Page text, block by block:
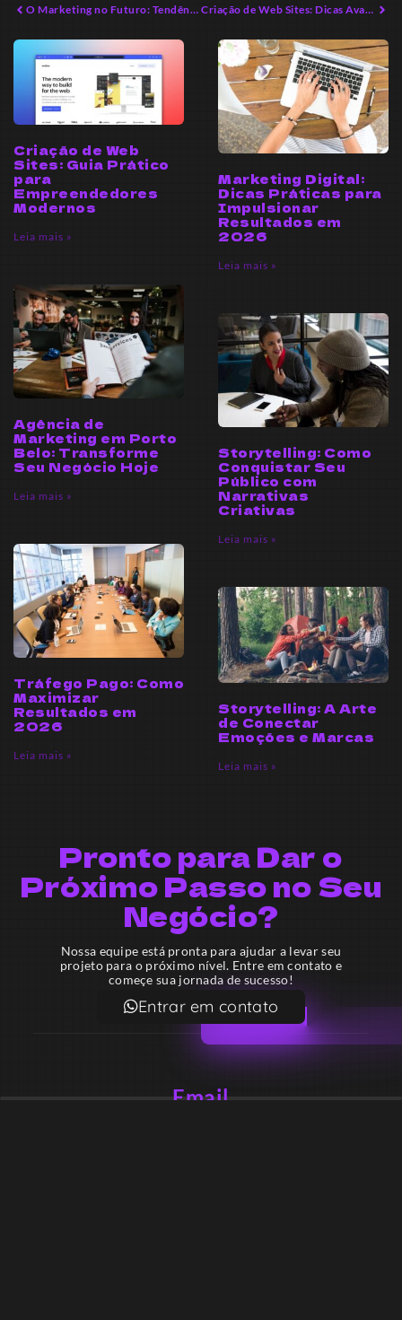
O Marketing no Futuro: Tendências que Você Ignorou Criação de Web Sites: Dicas Avançadas para Empreendimentos Modernos
Criação de Web
Sites: Guia Prático
para
Empreendedores
Modernos
Leia mais »
Marketing Digital:
Dicas Práticas para
Impulsionar
Resultados em
2026
Leia mais »
Agência de
Marketing em Porto
Belo: Transforme
Seu Negócio Hoje
Leia mais »
Storytelling: Como
Conquistar Seu
Público com
Narrativas
Criativas
Leia mais »
Tráfego Pago: Como
Maximizar
Resultados em
2026
Leia mais »
Storytelling: A Arte
de Conectar
Emoções e Marcas
Leia mais »
Pronto para Dar o
Próximo Passo no Seu
Negócio?
Nossa equipe está pronta para ajudar a levar seu
projeto para o próximo nível. Entre em contato e
começe sua jornada de sucesso!
Entrar em contato
Email